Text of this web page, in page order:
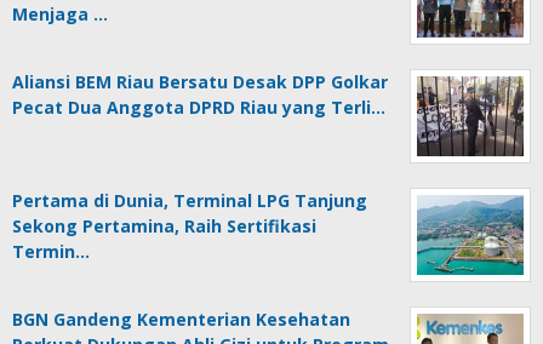
Menjaga …
Aliansi BEM Riau Bersatu Desak DPP Golkar
Pecat Dua Anggota DPRD Riau yang Terli…
Pertama di Dunia, Terminal LPG Tanjung
Sekong Pertamina, Raih Sertifikasi
Termin…
BGN Gandeng Kementerian Kesehatan